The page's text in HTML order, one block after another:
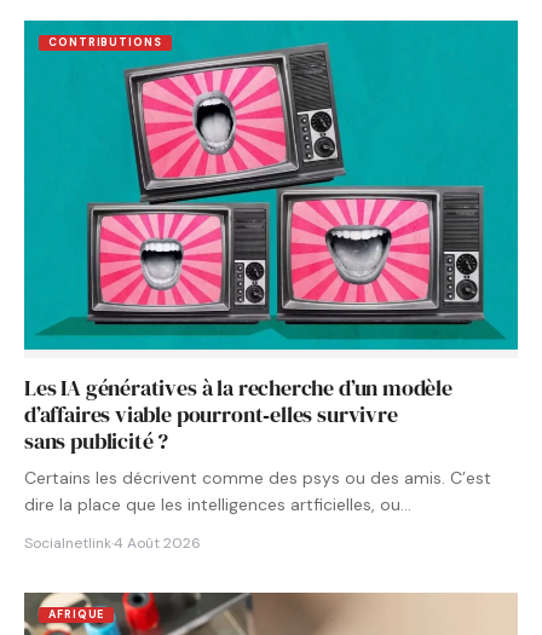
CONTRIBUTIONS
Les IA génératives à la recherche d’un modèle
d’affaires viable pourront‑elles survivre
sans publicité ?
Certains les décrivent comme des psys ou des amis. C’est
dire la place que les intelligences artficielles, ou…
Socialnetlink·4 Août 2026
AFRIQUE